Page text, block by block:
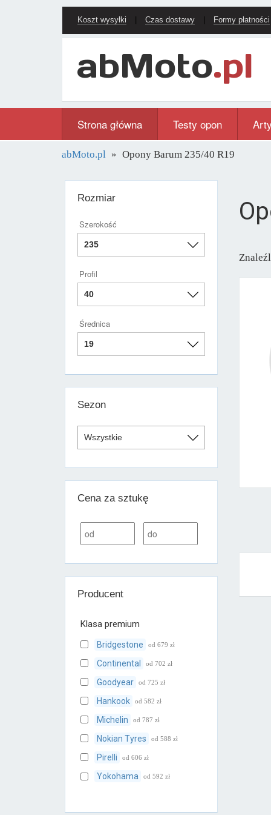
Koszt wysyłki Czas dostawy Formy płatności
Strona główna Testy opon
abMoto.pl Opony Barum 235/40 R19
Rozmiar
Szerokość
Profil
Średnica
Sezon
Cena za sztukę
Producent
Klasa premium
Bridgestone od 679 zł
Continental od 702 zł
Goodyear od 725 zł
Hankook od 582 zł
Michelin od 787 zł
Nokian Tyres od 588 zł
Pirelli od 606 zł
Yokohama od 592 zł